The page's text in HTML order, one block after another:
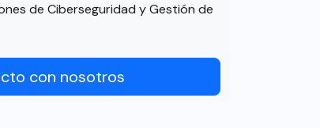
de Ciberseguridad y Gestión de
con nosotros